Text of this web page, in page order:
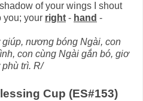
of your wings I shout
you; your right - hand -
nương bóng Ngài, con
con cùng Ngài gắn bó, giơ
trì. R/
Cup (ES#153)